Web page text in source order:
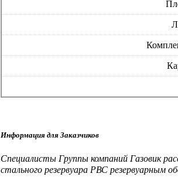
Информация для Заказчиков
Специалисты Группы компаний Газовик
стального резервуара РВС резервуарным